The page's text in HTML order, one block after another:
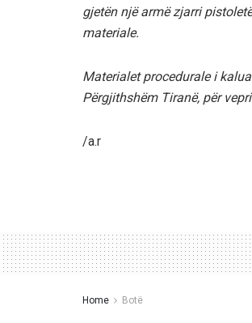
gjetën një armë zjarri
materiale.
Materialet procedurale i
Përgjithshëm Tiranë, për
/a.r
Home Botë